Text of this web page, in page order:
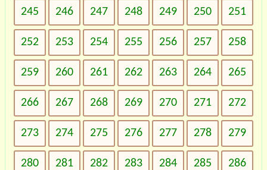
245 246 247 248 249 250 251
252 253 254 255 256 257 258
259 260 261 262 263 264 265
266 267 268 269 270 271 272
273 274 275 276 277 278 279
280 281 282 283 284 285 286